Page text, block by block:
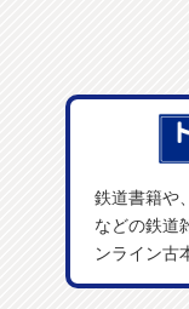
鉄道書籍や
などの鉄道
ンライン古